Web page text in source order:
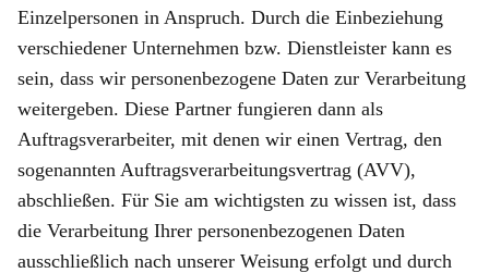
Einzelpersonen in Anspruch. Durch die Einbeziehung
verschiedener Unternehmen bzw. Dienstleister kann es
sein, dass wir personenbezogene Daten zur Verarbeitung
weitergeben. Diese Partner fungieren dann als
Auftragsverarbeiter, mit denen wir einen Vertrag, den
sogenannten Auftragsverarbeitungsvertrag (AVV),
abschließen. Für Sie am wichtigsten zu wissen ist, dass
die Verarbeitung Ihrer personenbezogenen Daten
ausschließlich nach unserer Weisung erfolgt und durch